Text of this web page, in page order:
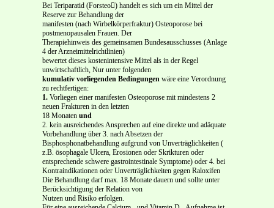
Bei Teriparatid (Forsteo) handelt es sich um ein Mittel der
Reserve zur Behandlung der
manifesten (nach Wirbelkörperfraktur) Osteoporose bei
postmenopausalen Frauen. Der
Therapiehinweis des gemeinsamen Bundesausschusses (Anlage
4 der Arzneimittelrichtlinien)
bewertet dieses kostenintensive Mittel als in der Regel
unwirtschaftlich, Nur unter folgenden
kumulativ vorliegenden Bedingungen wäre eine Verordnung
zu rechtfertigen:
1. Vorliegen einer manifesten Osteoporose mit mindestens 2
neuen Frakturen in den letzten
18 Monaten und
2. kein ausreichendes Ansprechen auf eine direkte und adäquate
Vorbehandlung über 3. nach Absetzen der
Bisphosphonatbehandlung aufgrund von Unverträglichkeiten (
z.B. ösophagale Ulcera, Erosionen oder Skrikturen oder
entsprechende schwere gastrointestinale Symptome) oder 4. bei
Kontraindikationen oder Unverträglichkeiten gegen Raloxifen
Die Behandlung darf max. 18 Monate dauern und sollte unter
Berücksichtigung der Relation von
Nutzen und Risiko erfolgen.